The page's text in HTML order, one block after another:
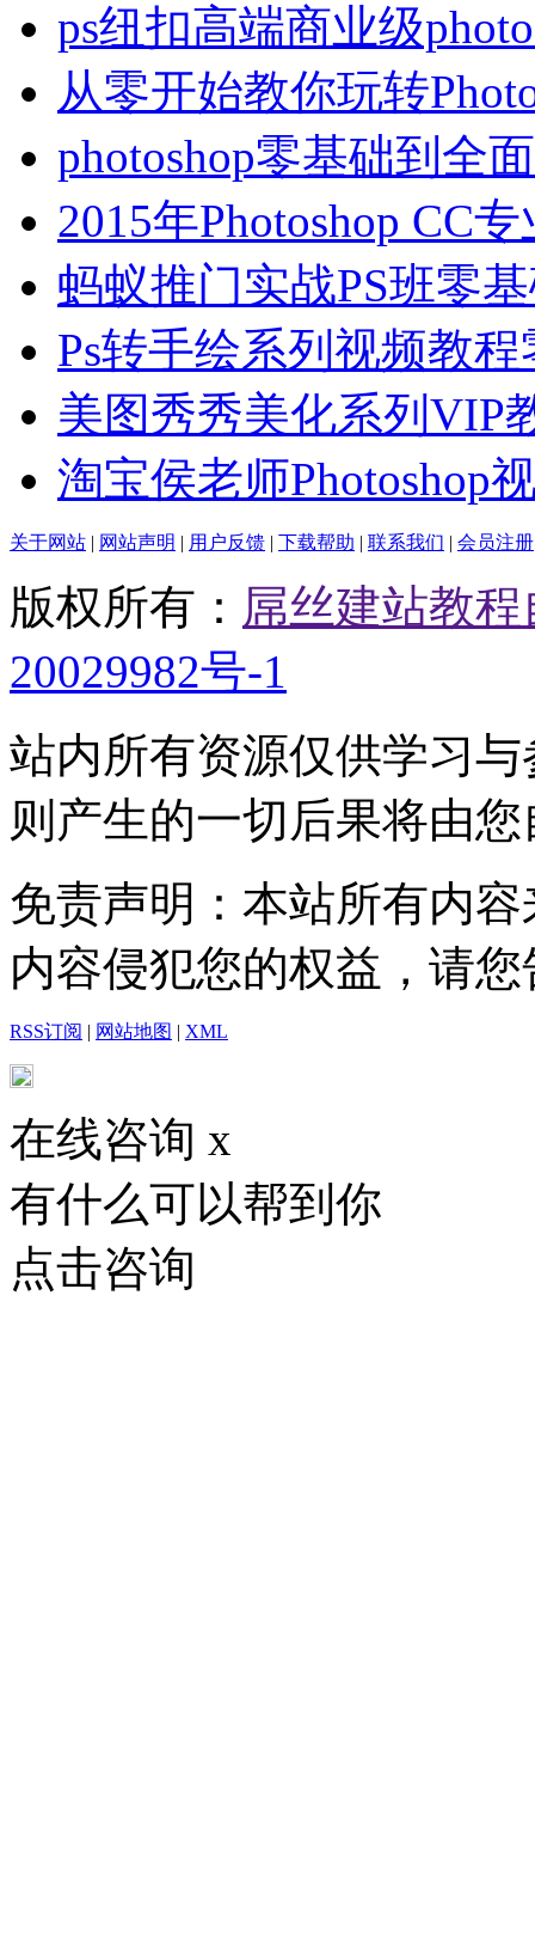
ps纽扣高端商业级
从零开始教你玩转
photoshop零基础到全
2015年Photoshop CC
蚂蚁推门实战PS班零
Ps转手绘系列视频教程
美图秀秀美化系列VIP
淘宝侯老师Photoshop
关于网站 | 网站声明 | 用户反馈 | 下载帮助 | 联系我们 | 会员注册
版权所有： 屌丝建站教
20029982号-1
站内所有资源仅供学习
则产生的一切后果将由
免责声明：本站所有内
内容侵犯您的权益，请
RSS订阅 | 网站地图 | XML
在线咨询 x
有什么可以帮到你
点击咨询